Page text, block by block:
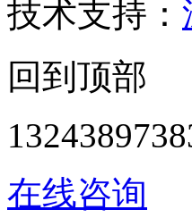
技术支持：
回到顶部
在线咨询